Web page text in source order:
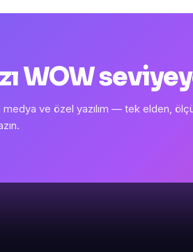
WOW
ve özel yazılım — tek elden,